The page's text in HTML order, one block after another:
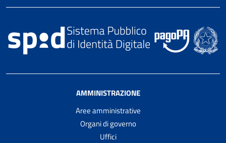
AMMINISTRAZIONE
Aree amministrative
Organi di governo
Uffici